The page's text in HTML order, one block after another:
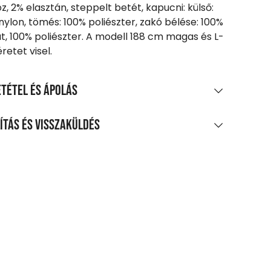
2% elasztán, steppelt betét, kapucni: külső:
tömés: 100% poliészter, zakó bélése: 100%
100% poliészter. A modell 188 cm magas és L-
visel.
és ápolás
és visszaküldés